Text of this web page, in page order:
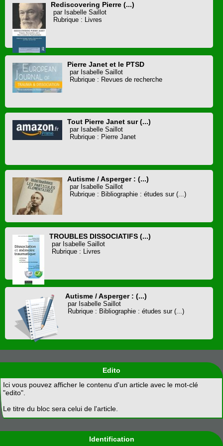
Rediscovering Pierre (...)
par Isabelle Saillot
Rubrique : Livres
Pierre Janet et le PTSD
par Isabelle Saillot
Rubrique : Revues de recherche
Tout Pierre Janet sur (...)
par Isabelle Saillot
Rubrique : Pierre Janet
Autisme / Asperger : (...)
par Isabelle Saillot
Rubrique : Bibliographie : études sur (...)
TROUBLES DISSOCIATIFS (...)
par Isabelle Saillot
Rubrique : Livres
Autisme / Asperger : (...)
par Isabelle Saillot
Rubrique : Bibliographie : études sur (...)
Edito
Ici vous pouvez afficher le contenu d'un article avec le mot-clé
"edito".
Le titre du bloc sera celui de l'article.
Identification